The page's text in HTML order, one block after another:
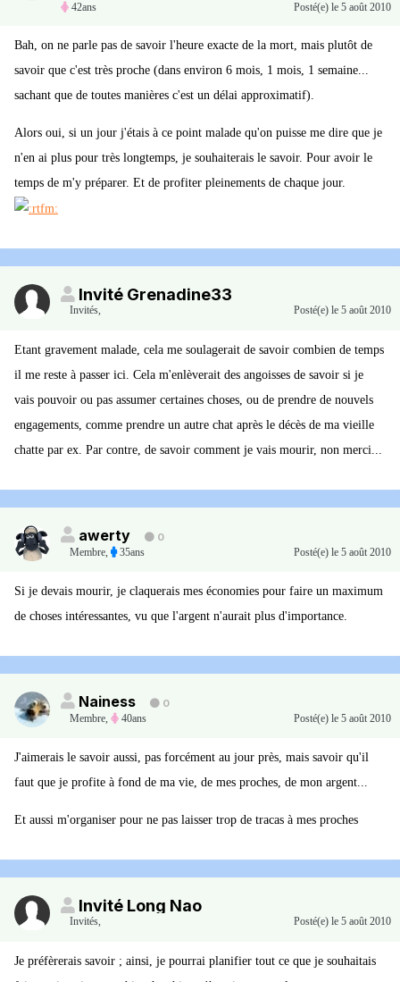
42ans
Posté(e) le 5 août 2010
Bah, on ne parle pas de savoir l'heure exacte de la mort, mais plutôt de
savoir que c'est très proche (dans environ 6 mois, 1 mois, 1 semaine...
sachant que de toutes manières c'est un délai approximatif).
Alors oui, si un jour j'étais à ce point malade qu'on puisse me dire que je
n'en ai plus pour très longtemps, je souhaiterais le savoir. Pour avoir le
temps de m'y préparer. Et de profiter pleinements de chaque jour.
Invité Grenadine33
Invités, Posté(e) le 5 août 2010
Etant gravement malade, cela me soulagerait de savoir combien de temps
il me reste à passer ici. Cela m'enlèverait des angoisses de savoir si je
vais pouvoir ou pas assumer certaines choses, ou de prendre de nouvels
engagements, comme prendre un autre chat après le décès de ma vieille
chatte par ex. Par contre, de savoir comment je vais mourir, non merci...
awerty
0
Membre, 35ans Posté(e) le 5 août 2010
Si je devais mourir, je claquerais mes économies pour faire un maximum
de choses intéressantes, vu que l'argent n'aurait plus d'importance.
Nainess
0
Membre, 40ans Posté(e) le 5 août 2010
J'aimerais le savoir aussi, pas forcément au jour près, mais savoir qu'il
faut que je profite à fond de ma vie, de mes proches, de mon argent...
Et aussi m'organiser pour ne pas laisser trop de tracas à mes proches
Invité Long Nao
Invités, Posté(e) le 5 août 2010
Je préfèrerais savoir ; ainsi, je pourrai planifier tout ce que je souhaitais